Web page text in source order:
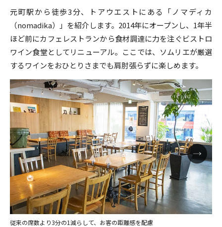
元町駅から徒歩3分、トアウエストにある「ノマディカ
（nomadika）」を紹介します。2014年にオープンし、1年半
ほど前にカフェレストランから食材調達に力を注ぐビストロ
ワイン食堂としてリニューアル。ここでは、ソムリエが厳選
するワインをおひとりさまでも肩肘張らずに楽しめます。
従来の席数より3分の1減らして、お客の距離感を配慮